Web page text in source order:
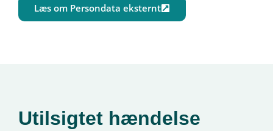
Læs om Persondata eksternt
Utilsigtet hændelse